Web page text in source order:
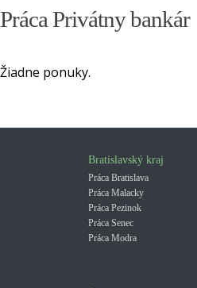
Práca Privátny bankár
Žiadne ponuky.
Bratislavský kraj
Práca Bratislava
Práca Malacky
Práca Pezinok
Práca Senec
Práca Modra